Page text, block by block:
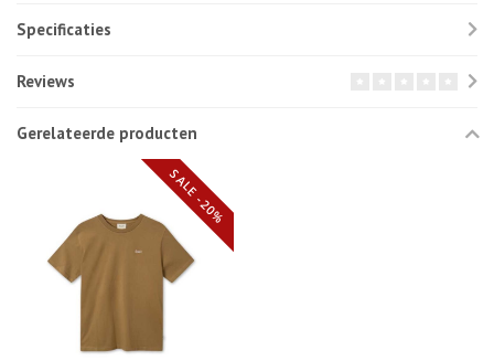
Specificaties
Reviews
Gerelateerde producten
SALE -20%